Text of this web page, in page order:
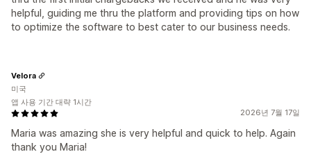
helpful, guiding me thru the platform and providing tips on how
to optimize the software to best cater to our business needs.
2026년 7월 17일
Maria was amazing she is very helpful and quick to help. Again
thank you Maria!
Velora
미국
앱 사용 기간 대략 1시간